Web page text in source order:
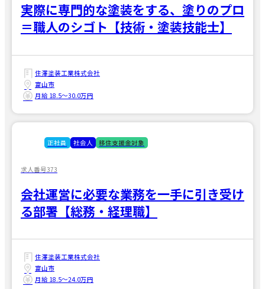
実際に専門的な塗装をする、塗りのプロ
＝職人のシゴト【技術・塗装技能士】
住澤塗装工業株式会社
富山市
月給 18.5〜30.0万円
正社員 社会人 移住支援金対象
求人番号373
会社運営に必要な業務を一手に引き受け
る部署【総務・経理職】
住澤塗装工業株式会社
富山市
月給 18.5〜24.0万円